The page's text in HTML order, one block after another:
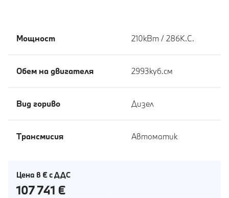
Мощност 210кВт / 286К.С.
Обем на двигателя 2993куб.cм
Вид гориво Дизел
Tрансмисия Автоматик
Цена в € с ДДС
107 741 €